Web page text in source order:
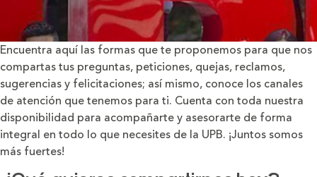
Encuentra aquí las formas que te proponemos para que nos
compartas tus preguntas, peticiones, quejas, reclamos,
sugerencias y felicitaciones; así mismo, conoce los canales
de atención que tenemos para ti. Cuenta con toda nuestra
disponibilidad para acompañarte y asesorarte de forma
integral en todo lo que necesites de la UPB. ¡Juntos somos
más fuertes!